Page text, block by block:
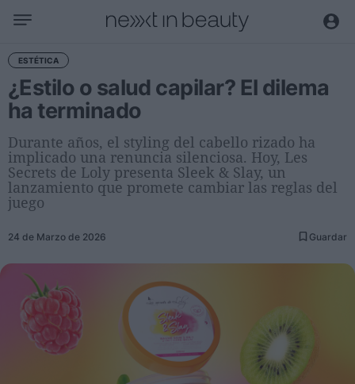
Negocio
Editorial
Actualidad
Nombramientos
Entrevistas a directivos
Innovación
Ciencia y tecnología
Digitalización
Sostenibilidad
ESTÉTICA
¿Estilo o salud capilar? El dilema
ha terminado
Durante años, el styling del cabello rizado ha
implicado una renuncia silenciosa. Hoy, Les
Secrets de Loly presenta Sleek & Slay, un
lanzamiento que promete cambiar las reglas del
juego
24 de Marzo de 2026 Guardar